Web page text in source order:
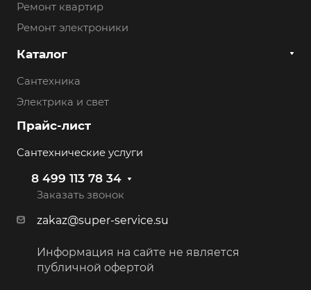
Ремонт квартир
Ремонт электроники
Каталог
Сантехника
Электрика и свет
Прайс-лист
Сантехнические услуги
8 499 113 78 34
Заказать звонок
zakaz@super-service.su
Информация на сайте не является
публичной офертой